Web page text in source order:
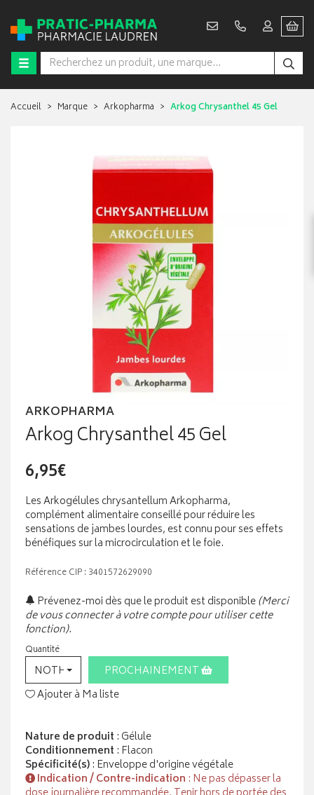
Accueil Marque Arkopharma Arkog Chrysanthel 45 Gel
ARKOPHARMA
Arkog Chrysanthel 45 Gel
6,95€
Les Arkogélules chrysantellum Arkopharma,
complément alimentaire conseillé pour réduire les
sensations de jambes lourdes, est connu pour ses effets
bénéfiques sur la microcirculation et le foie.
Référence CIP : 3401572629090
Prévenez-moi dès que le produit est disponible(Merci
de vous connecter à votre compte pour utiliser cette
fonction).
Quantité
NOTHING SELECTEDPROCHAINEMENT
Ajouter à Ma liste
Nature de produit : Gélule
Conditionnement : Flacon
Spécificité(s): Enveloppe d'origine végétale
Indication / Contre-indication : Ne pas dépasser la